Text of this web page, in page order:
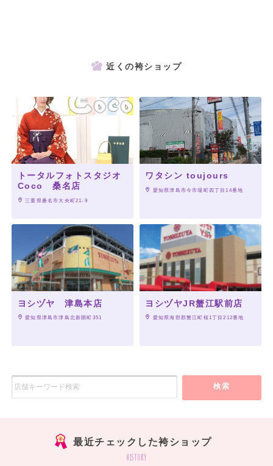
近くの袴ショップ
トータルフォトスタジオ
Coco 桑名店
三重県桑名市大央町21-9
ワタシン toujours
愛知県津島市今市場町四丁目14番地
ヨシヅヤ 津島本店
愛知県津島市津島北新開町351
ヨシヅヤJR蟹江駅前店
愛知県海部郡蟹江町桜1丁目212番地
検索
最近チェックした袴ショップ
history